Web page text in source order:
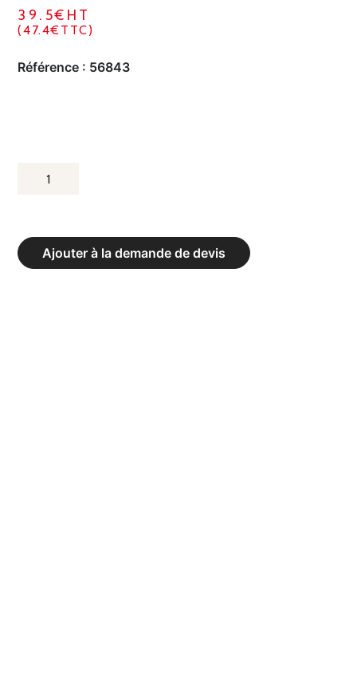
39.5€HT
(47.4€TTC)
Référence : 56843
Ajouter à la demande de devis
QUANTITÉ
DE
FILET